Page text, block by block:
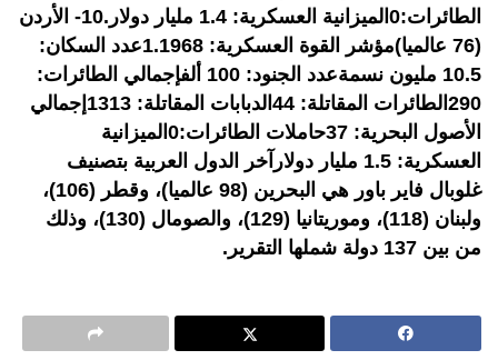
الطائرات:0الميزانية العسكرية: 1.4 مليار دولار.10- الأردن
(76 عالميا)مؤشر القوة العسكرية: 1.1968عدد السكان:
10.5 مليون نسمةعدد الجنود: 100 ألفإجمالي الطائرات:
290الطائرات المقاتلة: 44الدبابات المقاتلة: 1313إجمالي
الأصول البحرية: 37حاملات الطائرات:0الميزانية
العسكرية: 1.5 مليار دولارآخر الدول العربية بتصنيف
غلوبال فاير باور هي البحرين (98 عالميا)، وقطر (106)،
ولبنان (118)، وموريتانيا (129)، والصومال (130)، وذلك
من بين 137 دولة شملها التقرير.